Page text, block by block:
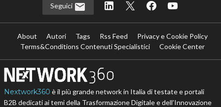
Seguici
About Autori Tags Rss Feed
Privacy e Cookie Policy
Terms&Conditions Contenuti Specialistici
Cookie Center
Nextwork360 è il più grande network in Italia di testate e portali
B2B dedicati ai temi della Trasformazione Digitale e dell’Innovazione